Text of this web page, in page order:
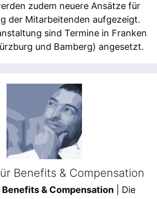
zudem neuere Ansätze für
der Mitarbeitenden aufgezeigt.
sind Termine in Franken
und Bamberg) angesetzt.
Benefits & Compensation
& Compensation | Die